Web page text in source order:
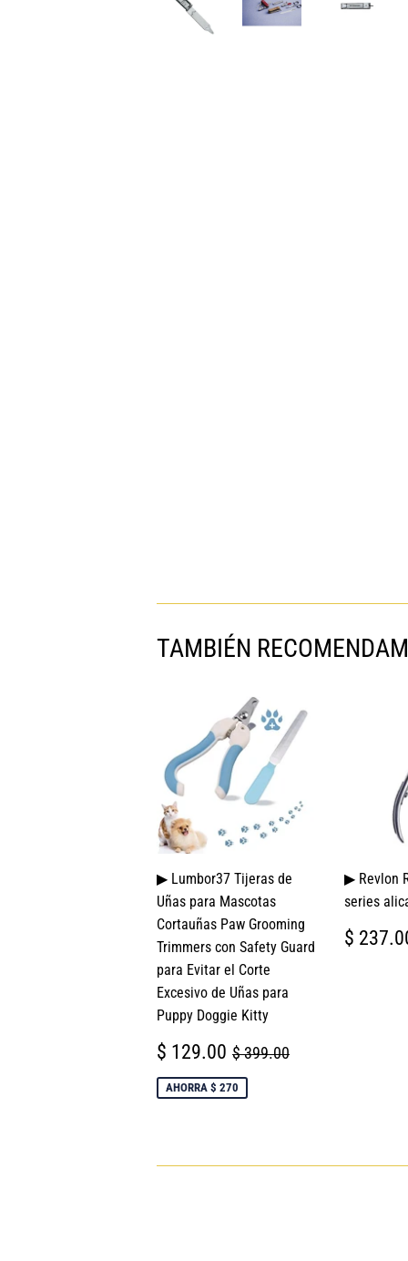
TAMBIÉN
▶ Lumbor37 Tijeras de
Uñas para Mascotas
Cortauñas Paw Grooming
Trimmers con Safety Guard
para Evitar el Corte
Excesivo de Uñas para
Puppy Doggie Kitty
PRECIO
DE
VENTA
$ 129.00 $
129.00
PRECIO HABITUAL
$ 399.00
AHORRA $ 270
▶ Revlon
series
$